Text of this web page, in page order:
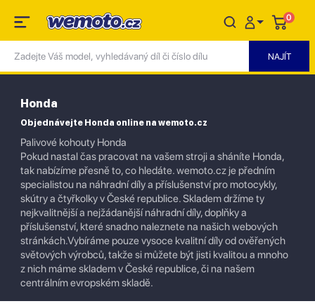
0
Honda
Objednávejte Honda online na wemoto.cz
Palivové kohouty Honda
Pokud nastal čas pracovat na vašem stroji a sháníte Honda,
tak nabízíme přesně to, co hledáte. wemoto.cz je předním
specialistou na náhradní díly a příslušenství pro motocykly,
skútry a čtyřkolky v České republice. Skladem držíme ty
nejkvalitnější a nejžádanější náhradní díly, doplňky a
příslušenství, které snadno naleznete na našich webových
stránkách.Vybíráme pouze vysoce kvalitní díly od ověřených
světových výrobců, takže si můžete být jisti kvalitou a mnoho
z nich máme skladem v České republice, či na našem
centrálním evropském skladě.